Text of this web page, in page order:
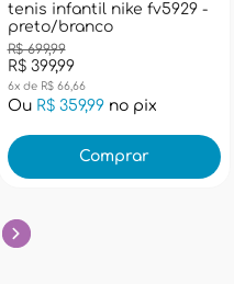
tenis infantil nike fv5929 -
preto/branco
R$ 399,99
R$ 699,99
6x de R$ 66,66
Ou R$ 359,99no pix
Comprar